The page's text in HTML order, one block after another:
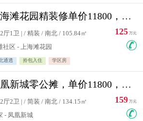
上海滩花园精装修单价11800，价格最低的两居室，无敌视野
厅1卫 | / 精装 / 南北 / 105.84㎡
社区 - 上海滩花园
通透 拎包入住 学区房
125 万元
凤凰新城零公摊，单价11800，白银楼层，一个车库另算
厅2卫 | / 简装 / 南北 / 134.15㎡
- 凤凰新城
159 万元